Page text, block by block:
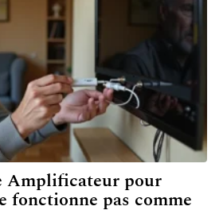
Amplificateur pour
fonctionne pas comme